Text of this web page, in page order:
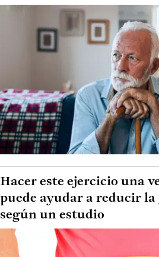
Hacer este ejercicio una
puede ayudar a reducir
según un estudio